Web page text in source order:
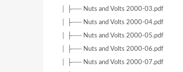
│ ├── Nuts and Volts 2000-03.pdf
│ ├── Nuts and Volts 2000-04.pdf
│ ├── Nuts and Volts 2000-05.pdf
│ ├── Nuts and Volts 2000-06.pdf
│ ├── Nuts and Volts 2000-07.pdf